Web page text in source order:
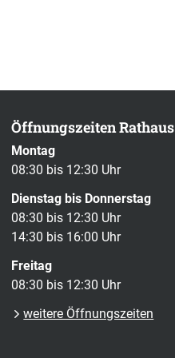
Öffnungszeiten Rathaus
Montag
08:30 bis 12:30 Uhr
Dienstag bis Donnerstag
08:30 bis 12:30 Uhr
14:30 bis 16:00 Uhr
Freitag
08:30 bis 12:30 Uhr
weitere Öffnungszeiten